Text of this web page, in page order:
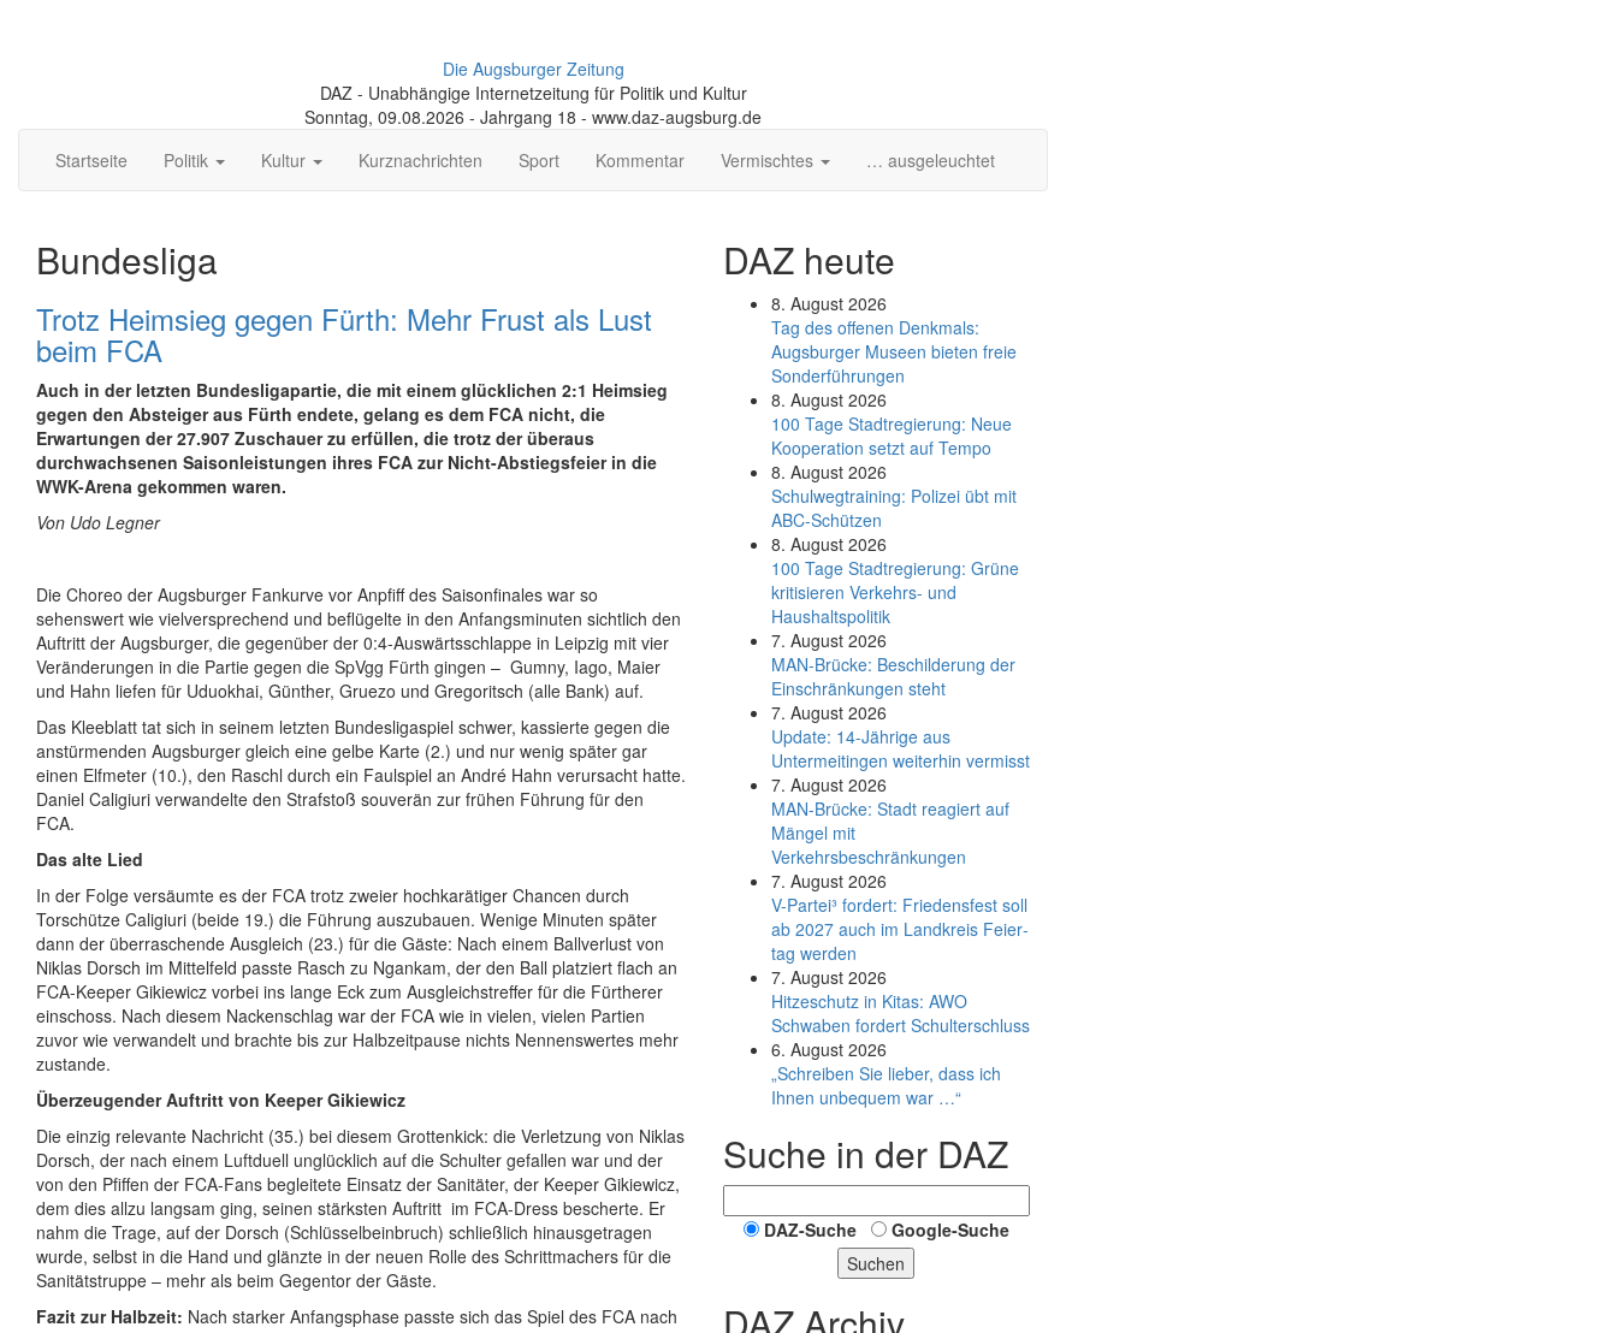
Die Augsburger Zeitung
DAZ - Unabhängige Internetzeitung für Politik und Kultur
Sonntag, 09.08.2026 - Jahrgang 18 - www.daz-augsburg.de
Startseite
Politik Kultur Kurznachrichten Sport Kommentar Vermischtes … ausgeleuchtet
Bundesliga
Trotz Heimsieg gegen Fürth: Mehr Frust als Lust
beim FCA
Auch in der letzten Bundesligapartie, die mit einem glücklichen 2:1 Heimsieg
gegen den Absteiger aus Fürth endete, gelang es dem FCA nicht, die
Erwartungen der 27.907 Zuschauer zu erfüllen, die trotz der überaus
durchwachsenen Saisonleistungen ihres FCA zur Nicht-Abstiegsfeier in die
WWK-Arena gekommen waren.
Von Udo Legner
Die Choreo der Augsburger Fankurve vor Anpfiff des Saisonfinales war so
sehenswert wie vielversprechend und beflügelte in den Anfangsminuten sichtlich den
Auftritt der Augsburger, die gegenüber der 0:4-Auswärtsschlappe in Leipzig mit vier
Veränderungen in die Partie gegen die SpVgg Fürth gingen – Gumny, Iago, Maier
und Hahn liefen für Uduokhai, Günther, Gruezo und Gregoritsch (alle Bank) auf.
Das Kleeblatt tat sich in seinem letzten Bundesligaspiel schwer, kassierte gegen die
anstürmenden Augsburger gleich eine gelbe Karte (2.) und nur wenig später gar
einen Elfmeter (10.), den Raschl durch ein Faulspiel an André Hahn verursacht hatte.
Daniel Caligiuri verwandelte den Strafstoß souverän zur frühen Führung für den
FCA.
Das alte Lied
In der Folge versäumte es der FCA trotz zweier hochkarätiger Chancen durch
Torschütze Caligiuri (beide 19.) die Führung auszubauen. Wenige Minuten später
dann der überraschende Ausgleich (23.) für die Gäste: Nach einem Ballverlust von
Niklas Dorsch im Mittelfeld passte Rasch zu Ngankam, der den Ball platziert flach an
FCA-Keeper Gikiewicz vorbei ins lange Eck zum Ausgleichstreffer für die Fürtherer
einschoss. Nach diesem Nackenschlag war der FCA wie in vielen, vielen Partien
zuvor wie verwandelt und brachte bis zur Halbzeitpause nichts Nennenswertes mehr
zustande.
Überzeugender Auftritt von Keeper Gikiewicz
Die einzig relevante Nachricht (35.) bei diesem Grottenkick: die Verletzung von Niklas
Dorsch, der nach einem Luftduell unglücklich auf die Schulter gefallen war und der
von den Pfiffen der FCA-Fans begleitete Einsatz der Sanitäter, der Keeper Gikiewicz,
dem dies allzu langsam ging, seinen stärksten Auftritt im FCA-Dress bescherte. Er
nahm die Trage, auf der Dorsch (Schlüsselbeinbruch) schließlich hinausgetragen
wurde, selbst in die Hand und glänzte in der neuen Rolle des Schrittmachers für die
Sanitätstruppe – mehr als beim Gegentor der Gäste.
Fazit zur Halbzeit: Nach starker Anfangsphase passte sich das Spiel des FCA nach
DAZ heute
8. August 2026
Tag des offenen Denkmals:
Augsburger Museen bieten freie
Sonderführungen
8. August 2026
100 Tage Stadtregierung: Neue
Kooperation setzt auf Tempo
8. August 2026
Schul­weg­trai­ning: Poli­zei übt mit
ABC-Schüt­zen
8. August 2026
100 Tage Stadtregierung: Grüne
kritisieren Verkehrs- und
Haushaltspolitik
7. August 2026
MAN-Brücke: Beschilderung der
Einschränkungen steht
7. August 2026
Update: 14-Jährige aus
Untermeitingen weiterhin vermisst
7. August 2026
MAN-Brücke: Stadt reagiert auf
Mängel mit
Verkehrsbeschränkungen
7. August 2026
V-Partei­³ fordert: Friedens­fest soll
ab 2027 auch im Land­kreis Feier­
tag werden
7. August 2026
Hitzeschutz in Kitas: AWO
Schwaben fordert Schulterschluss
6. August 2026
„Schreiben Sie lieber, dass ich
Ihnen unbequem war …“
Suche in der DAZ
DAZ-Suche
Google-Suche
Suchen